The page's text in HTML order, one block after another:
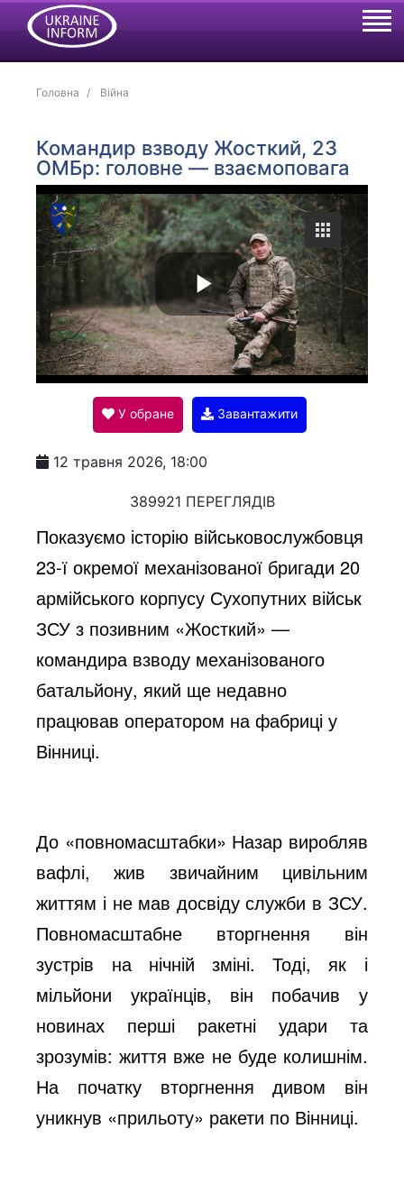
Головна Війна
Командир взводу Жосткий, 23
ОМБр: головне — взаємоповага
P
l
a
y
V
i
d
У обране Завантажити
12 травня 2026, 18:00
389921 ПЕРЕГЛЯДІВ
Показуємо історію військовослужбовця
23-ї окремої механізованої бригади 20
армійського корпусу Сухопутних військ
ЗСУ з позивним «Жосткий» —
командира взводу механізованого
батальйону, який ще недавно
працював оператором на фабриці у
Вінниці.
До «повномасштабки» Назар виробляв
вафлі, жив звичайним цивільним
життям і не мав досвіду служби в ЗСУ.
Повномасштабне вторгнення він
зустрів на нічній зміні. Тоді, як і
мільйони українців, він побачив у
новинах перші ракетні удари та
зрозумів: життя вже не буде колишнім.
На початку вторгнення дивом він
уникнув «прильоту» ракети по Вінниці.